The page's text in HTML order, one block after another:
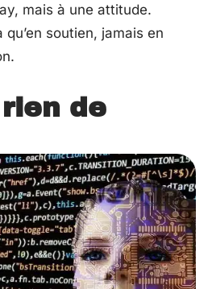
mais à une attitude.
qu’en soutien, jamais en
de